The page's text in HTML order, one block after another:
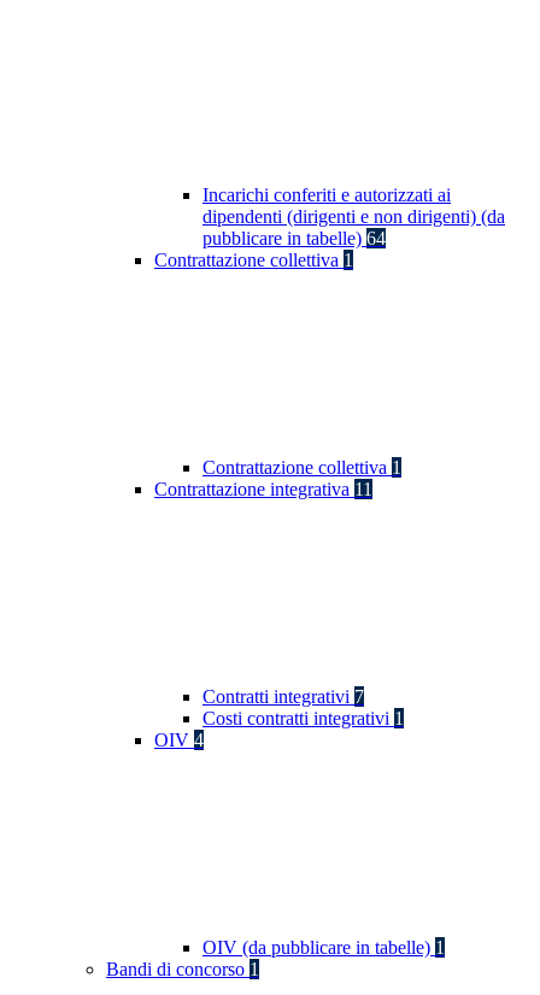
Incarichi conferiti e autorizzati ai
dipendenti (dirigenti e non dirigenti) (da
pubblicare in tabelle) 64
Contrattazione collettiva 1
Contrattazione collettiva 1
Contrattazione integrativa 11
Contratti integrativi 7
Costi contratti integrativi 1
OIV 4
OIV (da pubblicare in tabelle) 1
Bandi di concorso 1